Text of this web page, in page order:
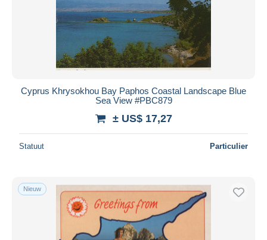
Cyprus Khrysokhou Bay Paphos Coastal Landscape Blue
Sea View #PBC879
± US$ 17,27
Statuut Particulier
Nieuw